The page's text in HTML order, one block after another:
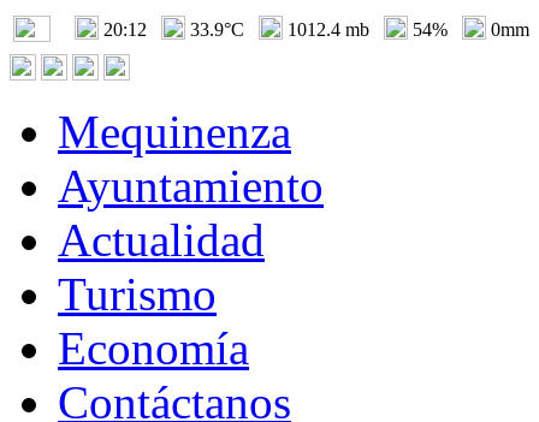
20:12 33.9°C 1012.4 mb 54% 0mm
Mequinenza
Ayuntamiento
Actualidad
Turismo
Economía
Contáctanos